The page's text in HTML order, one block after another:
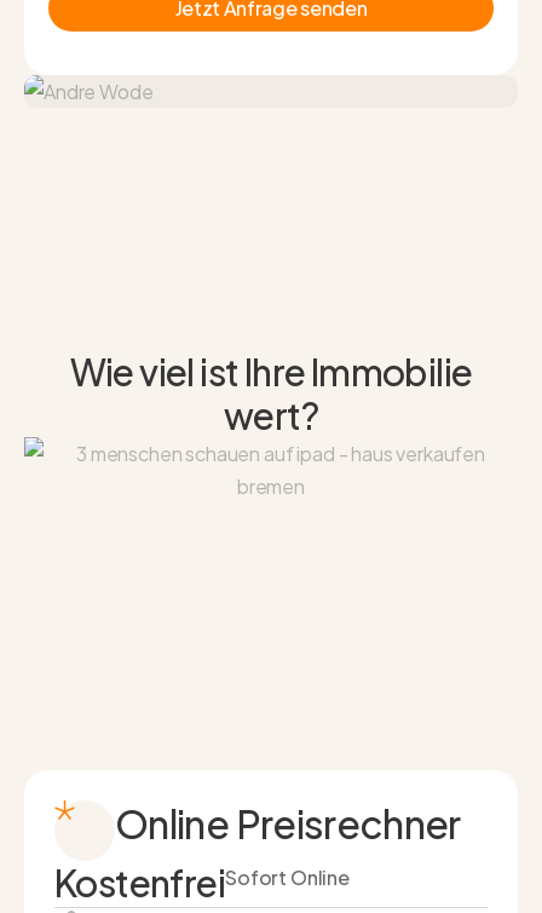
Jetzt Anfrage senden
Wie viel ist Ihre Immobilie
wert?
Online Preisrechner
KostenfreiSofort Online